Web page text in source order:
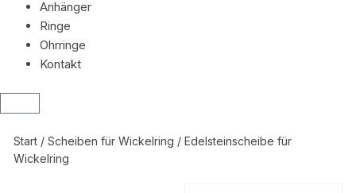
Anhänger
Ringe
Ohrringe
Kontakt
Start /Scheiben für Wickelring / Edelsteinscheibe für
Wickelring